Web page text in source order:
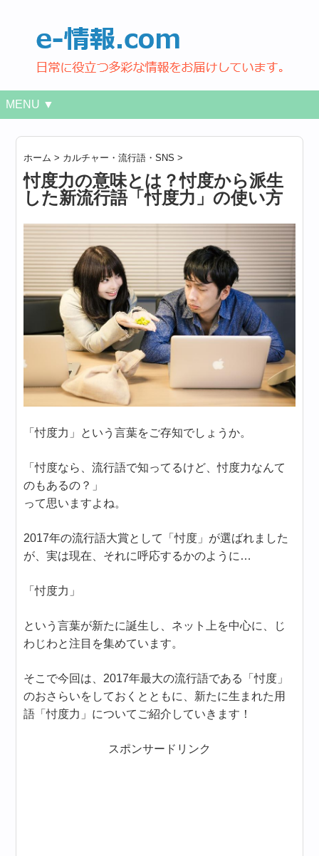
MENU ▼
ホーム > カルチャー・流行語・SNS >
忖度力の意味とは？忖度から派生
した新流行語「忖度力」の使い方
「忖度力」という言葉をご存知でしょうか。
「忖度なら、流行語で知ってるけど、忖度力なんて
のもあるの？」
って思いますよね。
2017年の流行語大賞として「忖度」が選ばれました
が、実は現在、それに呼応するかのように…
「忖度力」
という言葉が新たに誕生し、ネット上を中心に、じ
わじわと注目を集めています。
そこで今回は、2017年最大の流行語である「忖度」
のおさらいをしておくとともに、新たに生まれた用
語「忖度力」についてご紹介していきます！
スポンサードリンク